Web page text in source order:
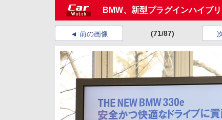
BMW、新型プラグインハイブ
前の画像 (71/87)